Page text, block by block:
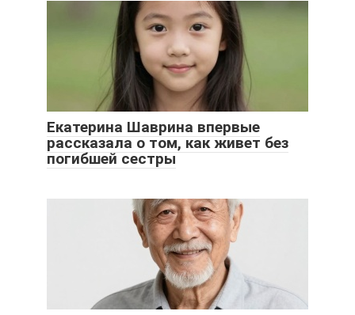
Екатерина Шаврина впервые
рассказала о том, как живет без
погибшей сестры